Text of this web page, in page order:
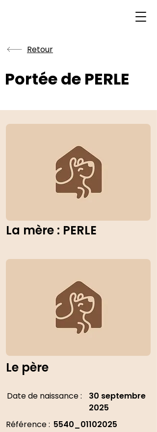
Retour
Portée de PERLE
La mère : PERLE
Le père
Date de naissance :
30 septembre
2025
Référence : 5540_01102025